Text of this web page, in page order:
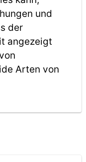
und
der
angezeigt
Arten von